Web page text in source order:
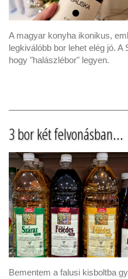
A magyar konyha ikonikus,
legkiválóbb bor lehet elég jó.
hogy "halászlébor" legyen.
3 bor két felvonásban...
Bementem a falusi kisboltba